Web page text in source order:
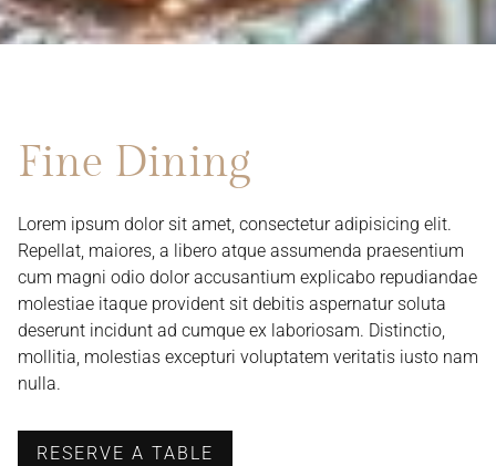
Fine Dining
Lorem ipsum dolor sit amet, consectetur adipisicing elit.
Repellat, maiores, a libero atque assumenda praesentium
cum magni odio dolor accusantium explicabo repudiandae
molestiae itaque provident sit debitis aspernatur soluta
deserunt incidunt ad cumque ex laboriosam. Distinctio,
mollitia, molestias excepturi voluptatem veritatis iusto nam
nulla.
RESERVE A TABLE